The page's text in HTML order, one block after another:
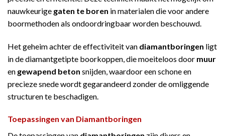
nauwkeurige gaten te boren in materialen die voor andere
boormethoden als ondoordringbaar worden beschouwd.
Het geheim achter de effectiviteit van diamantboringen ligt
in de diamantgetipte boorkoppen, die moeiteloos door muur
en gewapend beton snijden, waardoor een schone en
precieze snede wordt gegarandeerd zonder de omliggende
structuren te beschadigen.
Toepassingen van Diamantboringen